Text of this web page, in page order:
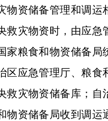
物资储备管理和调运
救灾物资时，由应急
家粮食和物资储备局
区应急管理厅、粮食
救灾物资储备库；自
物资储备局收到调运